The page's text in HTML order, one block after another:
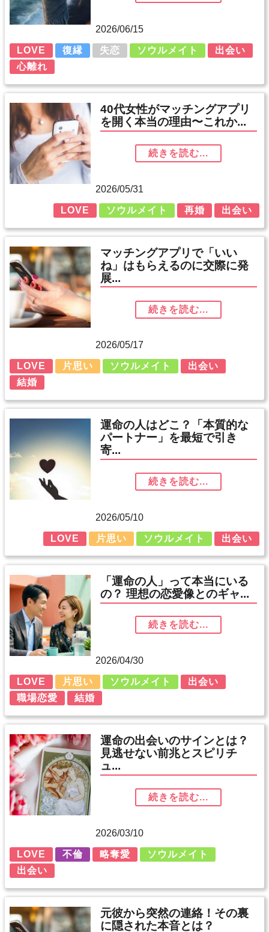
2026/06/15
LOVE 復縁 失恋 ソウルメイト
出会い
心離れ
40代女性がマッチングアプリ
を開く本当の理由〜これか...
続きを読む...
2026/05/31
LOVE ソウルメイト 再婚 出会い
マッチングアプリで「いい
ね」はもらえるのに交際に発
展...
続きを読む...
2026/05/17
LOVE 片思い ソウルメイト
出会い
結婚
運命の人はどこ？「本質的な
パートナー」を最短で引き
寄...
続きを読む...
2026/05/10
LOVE 片思い ソウルメイト 出会い
「運命の人」って本当にいる
の？ 理想の恋愛像とのギャ...
続きを読む...
2026/04/30
LOVE 片思い ソウルメイト
出会い
職場恋愛
結婚
運命の出会いのサインとは？
見逃せない前兆とスピリチ
ュ...
続きを読む...
2026/03/10
LOVE 不倫 略奪愛
ソウルメイト
出会い
元彼から突然の連絡！その裏
に隠された本音とは？